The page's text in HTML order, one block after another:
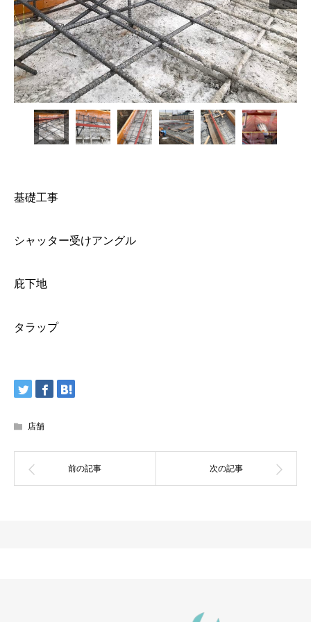
基礎工事
シャッター受けアングル
庇下地
タラップ
店舗